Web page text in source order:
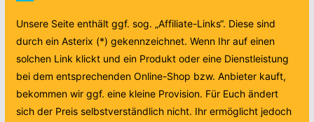
Unsere Seite enthält ggf. sog. „Affiliate-Links“. Diese sind
durch ein Asterix (*) gekennzeichnet. Wenn Ihr auf einen
solchen Link klickt und ein Produkt oder eine Dienstleistung
bei dem entsprechenden Online-Shop bzw. Anbieter kauft,
bekommen wir ggf. eine kleine Provision. Für Euch ändert
sich der Preis selbstverständlich nicht. Ihr ermöglicht jedoch